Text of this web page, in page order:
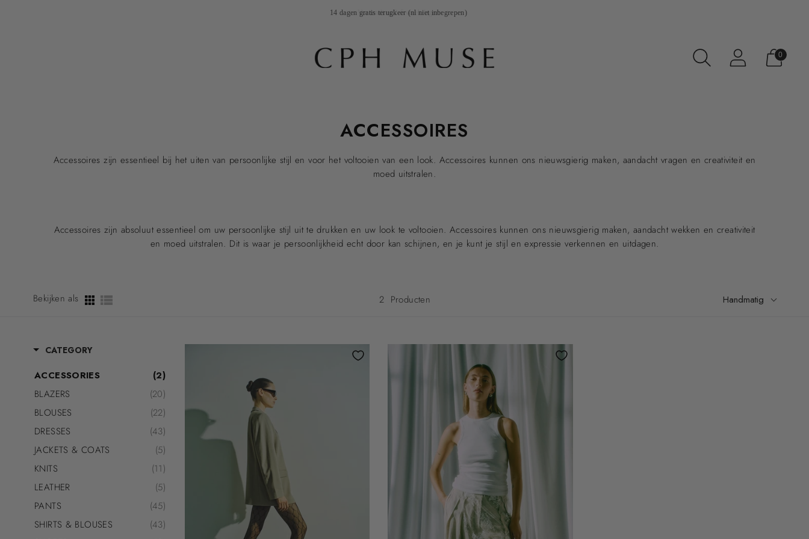
Verzending 2-5 weekdagen
14 dagen gratis terugkeer (nl niet inbegrepen)
0
ACCESSOIRES
Accessoires zijn essentieel bij het uiten van persoonlijke stijl en voor het voltooien van een look. Accessoires kunnen ons nieuwsgierig maken, aandacht vragen en creativiteit en
moed uitstralen.
Accessoires zijn absoluut essentieel om uw persoonlijke stijl uit te drukken en uw look te voltooien. Accessoires kunnen ons nieuwsgierig maken, aandacht wekken en creativiteit
en moed uitstralen. Dit is waar je persoonlijkheid echt door kan schijnen, en je kunt je stijl en expressie verkennen en uitdagen.
Bekijken als 2 Producten Handmatig
CATEGORY
ACCESSORIES
(2)
BLAZERS
(20)
BLOUSES
(22)
DRESSES
(43)
JACKETS & COATS
(5)
KNITS
(11)
LEATHER
(5)
PANTS
(45)
SHIRTS & BLOUSES
(43)